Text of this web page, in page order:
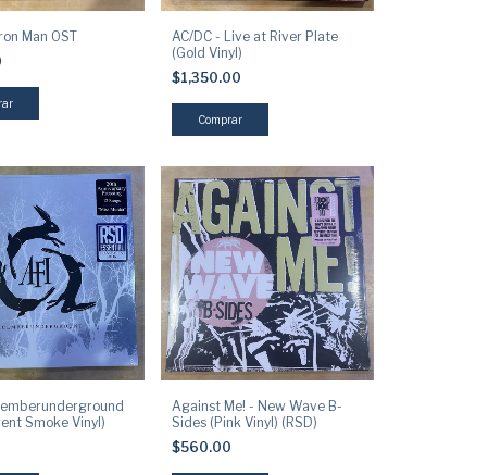
Man OST
AC/DC - Live at River Plate
(Gold Vinyl)
$1,350.00
Smoke Vinyl)
Against Me! - New Wave B-
Sides (Pink Vinyl) (RSD)
$560.00